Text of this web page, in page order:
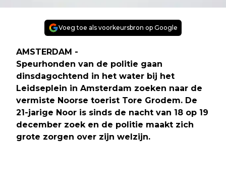
Voeg toe als voorkeursbron op Google
AMSTERDAM -
Speurhonden van de politie gaan
dinsdagochtend in het water bij het
Leidseplein in Amsterdam zoeken naar de
vermiste Noorse toerist Tore Grodem. De
21-jarige Noor is sinds de nacht van 18 op 19
december zoek en de politie maakt zich
grote zorgen over zijn welzijn.